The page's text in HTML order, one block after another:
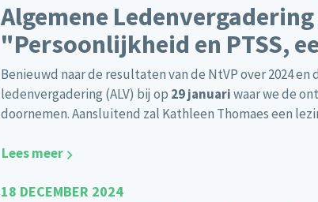
Algemene
"Persoonlijkheid en PTSS,
Benieuwd naar de resultaten van de NtVP over 2024 en
ledenvergadering (ALV) bij op 29 januariwaar we de
doornemen. Aansluitend zal Kathleen Thomaes een
Lees meer
18 DECEMBER 2024